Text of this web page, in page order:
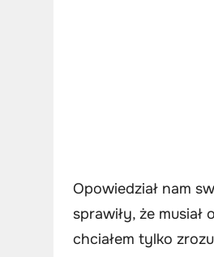
Opowiedział nam
sprawiły, że musiał
chciałem tylko